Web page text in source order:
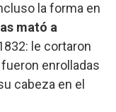
la forma en
mató a
le cortaron
fueron enrolladas
cabeza en el